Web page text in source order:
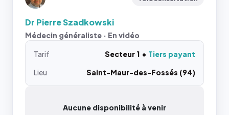
Dr Pierre Szadkowski
Médecin généraliste · En vidéo
Tarif Secteur 1
Tiers payant
Lieu
Saint-Maur-des-Fossés (94)
Aucune disponibilité à venir